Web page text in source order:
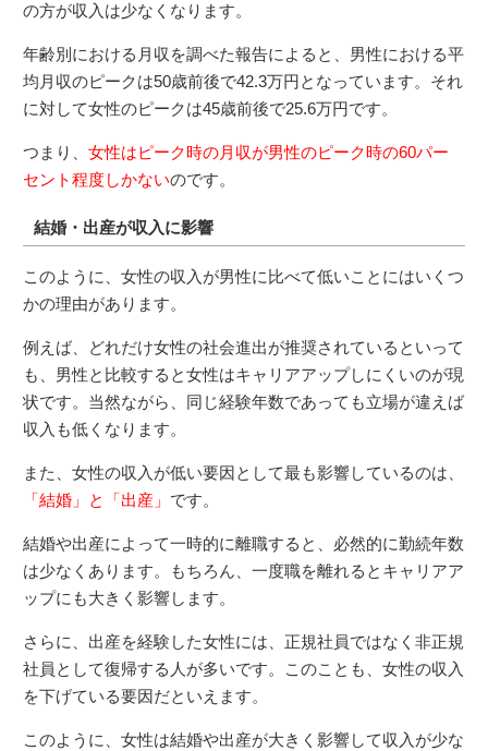
の方が収入は少なくなります。
年齢別における月収を調べた報告によると、男性における平
均月収のピークは50歳前後で42.3万円となっています。それ
に対して女性のピークは45歳前後で25.6万円です。
つまり、女性はピーク時の月収が男性のピーク時の60パー
セント程度しかないのです。
結婚・出産が収入に影響
このように、女性の収入が男性に比べて低いことにはいくつ
かの理由があります。
例えば、どれだけ女性の社会進出が推奨されているといって
も、男性と比較すると女性はキャリアアップしにくいのが現
状です。当然ながら、同じ経験年数であっても立場が違えば
収入も低くなります。
また、女性の収入が低い要因として最も影響しているのは、
「結婚」と「出産」 です。
結婚や出産によって一時的に離職すると、必然的に勤続年数
は少なくあります。もちろん、一度職を離れるとキャリアア
ップにも大きく影響します。
さらに、出産を経験した女性には、正規社員ではなく非正規
社員として復帰する人が多いです。このことも、女性の収入
を下げている要因だといえます。
このように、女性は結婚や出産が大きく影響して収入が少な